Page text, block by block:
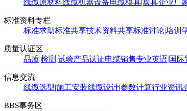
线缆原材料线缆机器设备电缆模具|盘具企业厂
标准资料专栏
标准求助标准共享技术资料共享标准讨论|培训
质量认证区
品质|检测|试验产品认证电缆销售专业英语|国际
信息交流
线缆选型|施工安装线缆设计|参数计算行业资讯
BBS事务区